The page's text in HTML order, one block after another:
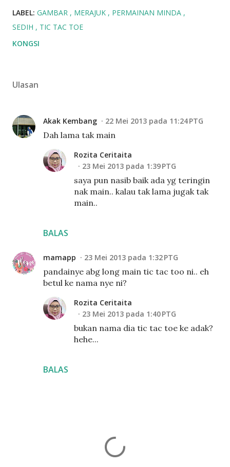
LABEL: GAMBAR MERAJUK
PERMAINAN MINDA
SEDIH
TIC TAC TOE
KONGSI
Ulasan
Akak Kembang 22 Mei 2013 pada 11:24 PTG
Dah lama tak main
BALAS
Rozita Ceritaita
23 Mei 2013 pada 1:39 PTG
saya pun nasib baik ada yg teringin
nak main.. kalau tak lama jugak tak
main..
mamapp 23 Mei 2013 pada 1:32 PTG
pandainye abg long main tic tac too ni.. eh
betul ke nama nye ni?
BALAS
Rozita Ceritaita
23 Mei 2013 pada 1:40 PTG
bukan nama dia tic tac toe ke adak?
hehe...